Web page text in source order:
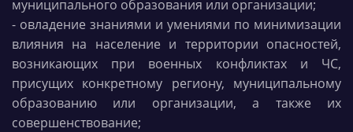
муниципального образования или организации;
- овладение знаниями и умениями по минимизации
влияния на население и территории опасностей,
возникающих при военных конфликтах и ЧС,
присущих конкретному региону, муниципальному
образованию или организации, а также их
совершенствование;